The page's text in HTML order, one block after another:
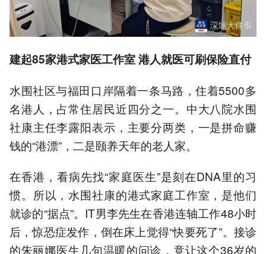
建起85家港式家医工作室港人就医可刷保险直付
水围社区与福田口岸隔着一条马路，住着5500多
名港人，占常住居民近四分之一。中大八院水围
社康主任李露阳表示，主要分两类，一是拼命赚
钱的“港漂”，二是颐养天年的老人家。
在香港，看病先找“家庭医生”是刻在DNA里的习
惯。所以，水围社康的港式家庭工作室，是他们
就诊的“据点”。IT男李先生在香港连轴工作48小时
后，惊恐症发作，倒在床上觉得“快要死了”。接诊
的朱丽娜医生几句温暖的问诊，竟让这个36岁的